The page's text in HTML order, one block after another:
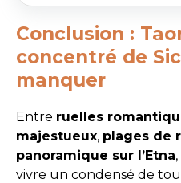
Conclusion :
concentré de
manquer
Entre ruelles
majestueux, plages de
panoramique sur l’Etna,
vivre un condensé de